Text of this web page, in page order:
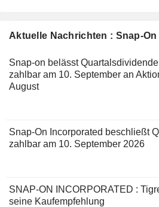
Aktuelle Nachrichten : Snap-
Snap-on belässt
zahlbar am 10. September an
August
Snap-On Incorporated beschließt
zahlbar am 10. September 2026
SNAP-ON INCORPORATED :
seine Kaufempfehlung